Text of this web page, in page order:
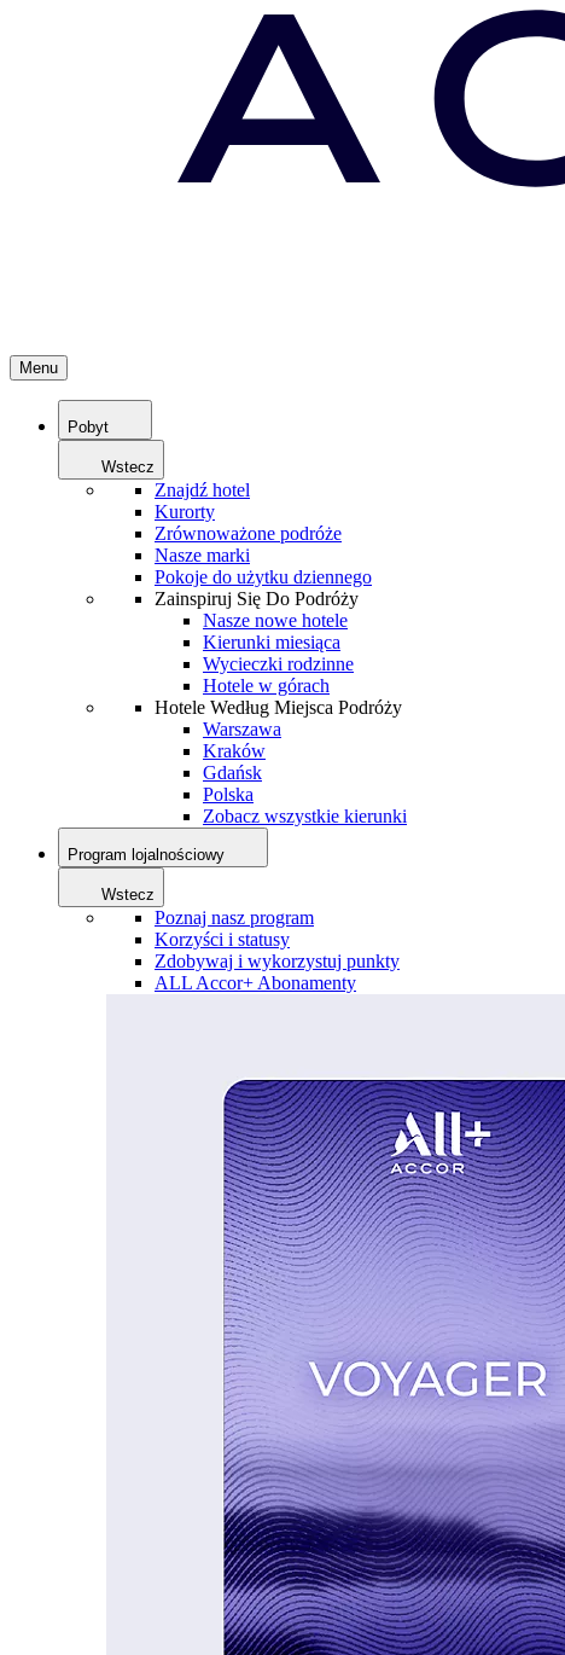
Menu
Pobyt
Wstecz
Znajdź hotel
Kurorty
Zrównoważone podróże
Nasze marki
Pokoje do użytku dziennego
Zainspiruj Się Do Podróży
Nasze nowe hotele
Kierunki miesiąca
Wycieczki rodzinne
Hotele w górach
Hotele Według Miejsca Podróży
Warszawa
Kraków
Gdańsk
Polska
Zobacz wszystkie kierunki
Program lojalnościowy
Wstecz
Poznaj nasz program
Korzyści i statusy
Zdobywaj i wykorzystuj punkty
ALL Accor+ Abonamenty